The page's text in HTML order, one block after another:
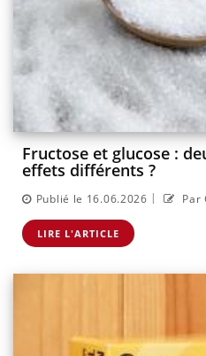
Fructose et glucose :
effets différents ?
Publié le 16.06.2026 | Par
LIRE L'ARTICLE